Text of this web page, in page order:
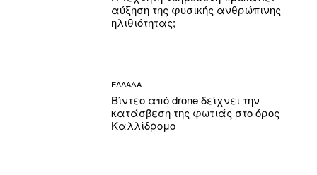
αύξηση της φυσικής ανθρώπινης
ηλιθιότητας;
ΕΛΛΑΔΑ
Βίντεο από drone δείχνει την
κατάσβεση της φωτιάς στο όρος
Καλλίδρομο